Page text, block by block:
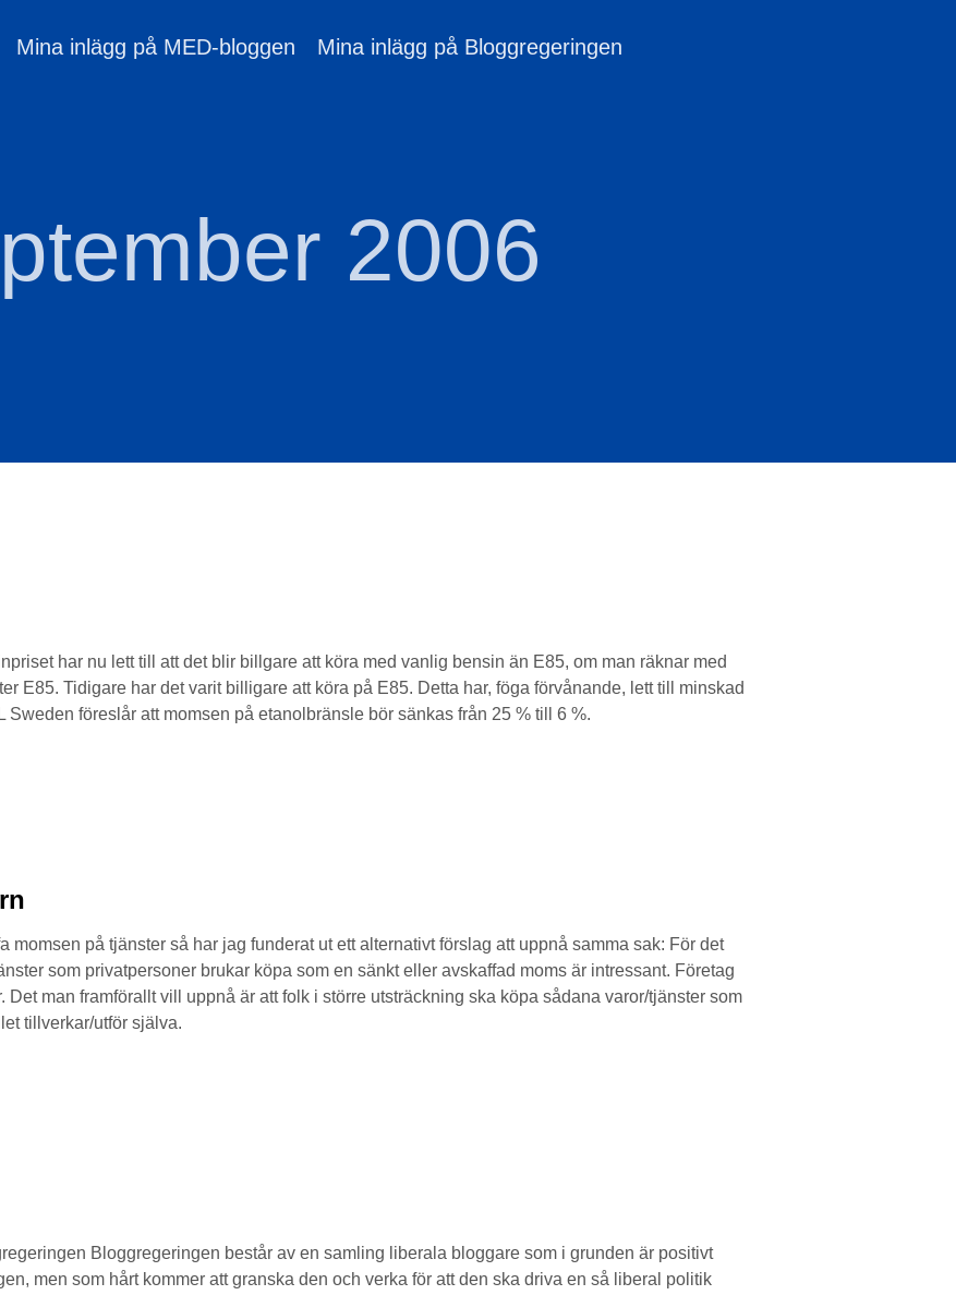
Mina inlägg på MED-bloggen
Mina inlägg på Bloggregeringen
2006
har nu lett till att det blir billgare att köra med vanlig bensin än E85, om man räknar med
E85. Tidigare har det varit billigare att köra på E85. Detta har, föga förvånande, lett till minskad
föreslår att momsen på etanolbränsle bör sänkas från 25 % till 6 %.
momsen på tjänster så har jag funderat ut ett alternativt förslag att uppnå samma sak: För det
som privatpersoner brukar köpa som en sänkt eller avskaffad moms är intressant. Företag
Det man framförallt vill uppnå är att folk i större utsträckning ska köpa sådana varor/tjänster som
tillverkar/utför själva.
Bloggregeringen består av en samling liberala bloggare som i grunden är positivt
men som hårt kommer att granska den och verka för att den ska driva en så liberal politik